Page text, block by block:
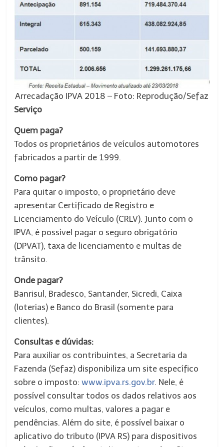
Arrecadação IPVA 2018 – Foto: Reprodução/Sefaz
Serviço
Quem paga?
Todos os proprietários de veículos automotores
fabricados a partir de 1999.
Como pagar?
Para quitar o imposto, o proprietário deve
apresentar Certificado de Registro e
Licenciamento do Veículo (CRLV). Junto com o
IPVA, é possível pagar o seguro obrigatório
(DPVAT), taxa de licenciamento e multas de
trânsito.
Onde pagar?
Banrisul, Bradesco, Santander, Sicredi, Caixa
(loterias) e Banco do Brasil (somente para
clientes).
Consultas e dúvidas:
Para auxiliar os contribuintes, a Secretaria da
Fazenda (Sefaz) disponibiliza um site específico
sobre o imposto:www.ipva.rs.gov.br. Nele, é
possível consultar todos os dados relativos aos
veículos, como multas, valores a pagar e
pendências. Além do site, é possível baixar o
aplicativo do tributo (IPVA RS) para dispositivos